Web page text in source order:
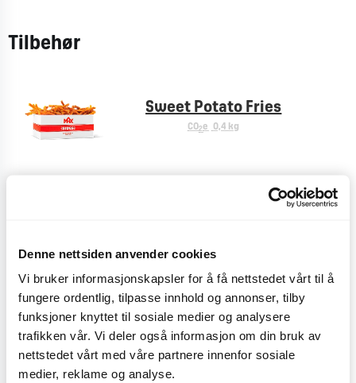
Denne nettsiden anvender cookies
Vi bruker informasjonskapsler for å få nettstedet vårt til å
fungere ordentlig, tilpasse innhold og annonser, tilby
funksjoner knyttet til sosiale medier og analysere
trafikken vår. Vi deler også informasjon om din bruk av
nettstedet vårt med våre partnere innenfor sosiale
medier, reklame og analyse.
Tilbehør
Sweet Potato Fries
CO2e 0,4 kg
Plussmeny